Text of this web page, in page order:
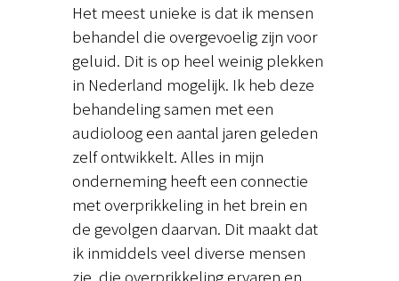
Het meest unieke is dat ik mensen
behandel die overgevoelig zijn voor
geluid. Dit is op heel weinig plekken
in Nederland mogelijk. Ik heb deze
behandeling samen met een
audioloog een aantal jaren geleden
zelf ontwikkelt. Alles in mijn
onderneming heeft een connectie
met overprikkeling in het brein en
de gevolgen daarvan. Dit maakt dat
ik inmiddels veel diverse mensen
zie, die overprikkeling ervaren en